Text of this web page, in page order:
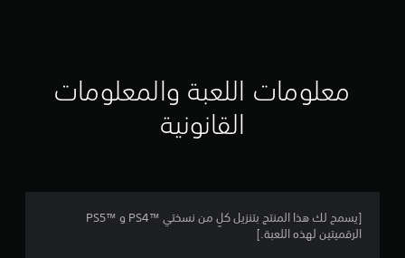
ي
.
معلومات اللعبة والمعلومات
القانونية
[يسمح لك هذا المنتج بتنزيل كلٍ من نسختي PS4™‎ و PS5™‎
الرقميتين لهذه اللعبة.]